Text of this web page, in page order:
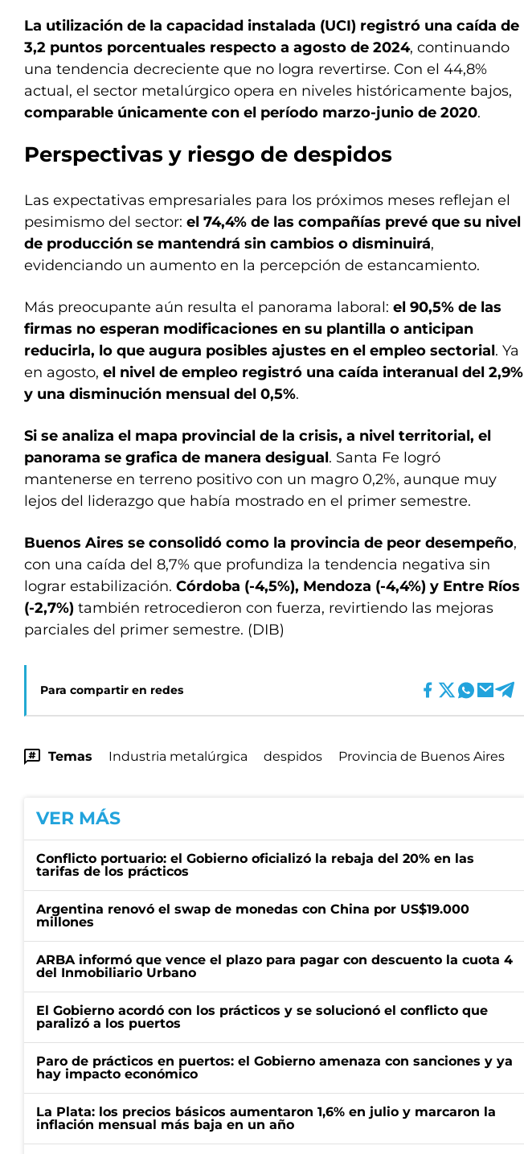
La utilización de la capacidad instalada (UCI) registró una caída de
3,2 puntos porcentuales respecto a agosto de 2024, continuando
una tendencia decreciente que no logra revertirse. Con el 44,8%
actual, el sector metalúrgico opera en niveles históricamente bajos,
comparable únicamente con el período marzo-junio de 2020.
Perspectivas y riesgo de despidos
Las expectativas empresariales para los próximos meses reflejan el
pesimismo del sector: el 74,4% de las compañías prevé que su nivel
de producción se mantendrá sin cambios o disminuirá,
evidenciando un aumento en la percepción de estancamiento.
Más preocupante aún resulta el panorama laboral: el 90,5% de las
firmas no esperan modificaciones en su plantilla o anticipan
reducirla, lo que augura posibles ajustes en el empleo sectorial. Ya
en agosto, el nivel de empleo registró una caída interanual del 2,9%
y una disminución mensual del 0,5%.
Si se analiza el mapa provincial de la crisis, a nivel territorial, el
panorama se grafica de manera desigual. Santa Fe logró
mantenerse en terreno positivo con un magro 0,2%, aunque muy
lejos del liderazgo que había mostrado en el primer semestre.
Buenos Aires se consolidó como la provincia de peor desempeño,
con una caída del 8,7% que profundiza la tendencia negativa sin
lograr estabilización. Córdoba (-4,5%), Mendoza (-4,4%) y Entre Ríos
(-2,7%) también retrocedieron con fuerza, revirtiendo las mejoras
parciales del primer semestre. (DIB)
Para compartir en redes
Temas Industria metalúrgica despidos Provincia de Buenos Aires
VER MÁS
Conflicto portuario: el Gobierno oficializó la rebaja del 20% en las
tarifas de los prácticos
Argentina renovó el swap de monedas con China por US$19.000
millones
ARBA informó que vence el plazo para pagar con descuento la cuota 4
del Inmobiliario Urbano
El Gobierno acordó con los prácticos y se solucionó el conflicto que
paralizó a los puertos
Paro de prácticos en puertos: el Gobierno amenaza con sanciones y ya
hay impacto económico
La Plata: los precios básicos aumentaron 1,6% en julio y marcaron la
inflación mensual más baja en un año